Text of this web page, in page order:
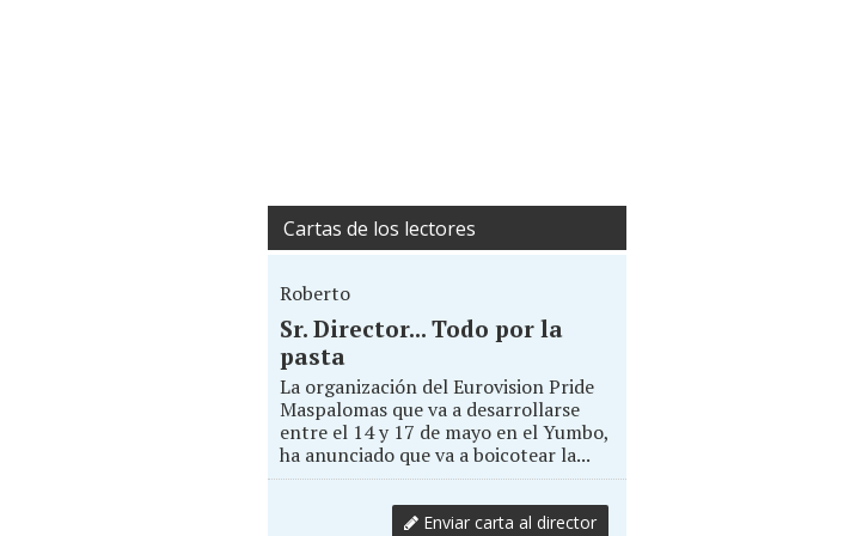
Cartas de los lectores
Roberto
Sr. Director... Todo por la
pasta
La organización del Eurovision Pride
Maspalomas que va a desarrollarse
entre el 14 y 17 de mayo en el Yumbo,
ha anunciado que va a boicotear la...
Enviar carta al director